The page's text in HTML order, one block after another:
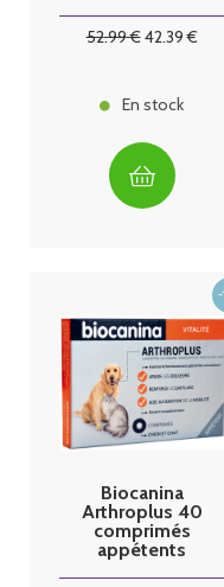
G
52.99€42.39€
En stock
Biocanina
Arthroplus 40
comprimés
appétents